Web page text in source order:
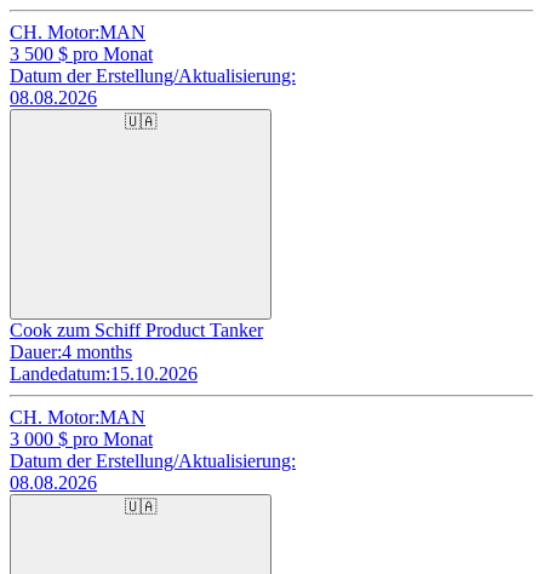
CH. Motor:MAN
3 500 $ pro Monat
Datum der Erstellung/Aktualisierung:
08.08.2026
🇺🇦
Cook zum Schiff Product Tanker
Dauer:4 months
Landedatum:15.10.2026
CH. Motor:MAN
3 000 $ pro Monat
Datum der Erstellung/Aktualisierung:
08.08.2026
🇺🇦